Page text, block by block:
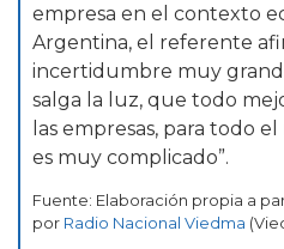
empresa en el contexto
Argentina, el referente
incertidumbre muy
salga la luz, que todo
las empresas, para todo
es muy complicado”.
Fuente: Elaboración propia a
por Radio Nacional Viedma